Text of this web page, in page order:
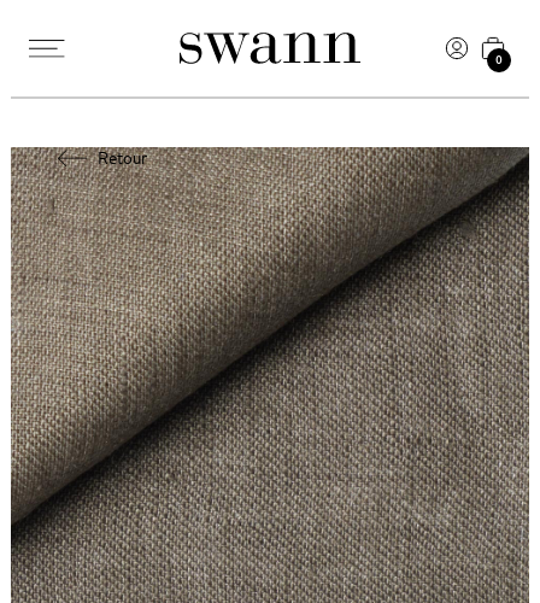
0
Retour